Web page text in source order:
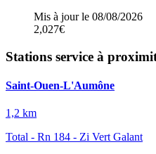
Mis à jour le 08/08/2026
2,027€
Stations service à
Saint-Ouen-L'Aumône
1,2 km
Total - Rn 184 - Zi Vert Galant